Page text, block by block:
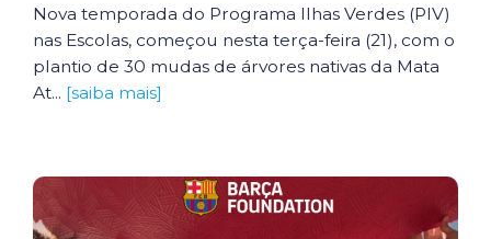
Nova temporada do Programa Ilhas Verdes (PIV)
nas Escolas, começou nesta terça-feira (21), com o
plantio de 30 mudas de árvores nativas da Mata
At... [saiba mais]